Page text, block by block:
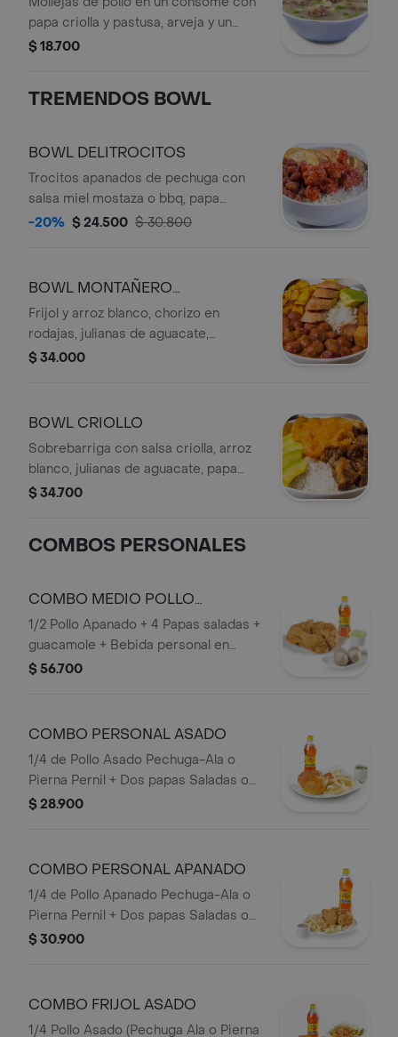
papa criolla y pastusa, arveja y un
toque de cilantro.
$ 18.700
TREMENDOS BOWL
BOWL DELITROCITOS
Trocitos apanados de pechuga con
salsa miel mostaza o bbq, papa
artesanal, frijol y arroz blanco, con
-20% $ 24.500 $ 30.800
BOWL MONTAÑERO
AGREGADOR
Frijol y arroz blanco, chorizo en
rodajas, julianas de aguacate,
chicharrón crocante, cubos de
$ 34.000
BOWL CRIOLLO
Sobrebarriga con salsa criolla, arroz
blanco, julianas de aguacate, papa
artesanal y bebida personal.
$ 34.700
COMBOS PERSONALES
COMBO MEDIO POLLO
APANADO
1/2 Pollo Apanado + 4 Papas saladas +
guacamole + Bebida personal en
Botella.
$ 56.700
COMBO PERSONAL ASADO
1/4 de Pollo Asado Pechuga-Ala o
Pierna Pernil + Dos papas Saladas o
Francesa o Papa Artesanal + Bebida
$ 28.900
COMBO PERSONAL APANADO
1/4 de Pollo Apanado Pechuga-Ala o
Pierna Pernil + Dos papas Saladas o
Francesa o papa Artesanal + Bebida
$ 30.900
COMBO FRIJOL ASADO
1/4 Pollo Asado (Pechuga Ala o Pierna